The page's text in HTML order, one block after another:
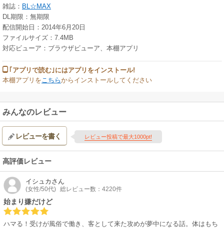
雑誌： BL☆MAX
DL期限：無期限
配信開始日：2014年6月20日
ファイルサイズ：7.4MB
対応ビューア：ブラウザビューア、本棚アプリ
｢アプリで読む｣にはアプリをインストール!
本棚アプリを こちらからインストールしてください
みんなのレビュー
レビューを書く レビュー投稿で最大1000pt!
高評価レビュー
イシュカ さん
(女性/50代) 総レビュー数：4220件
始まり嫌だけど
ハマる！受けが風俗で働き、客として来た攻めが夢中になる話。体はもち